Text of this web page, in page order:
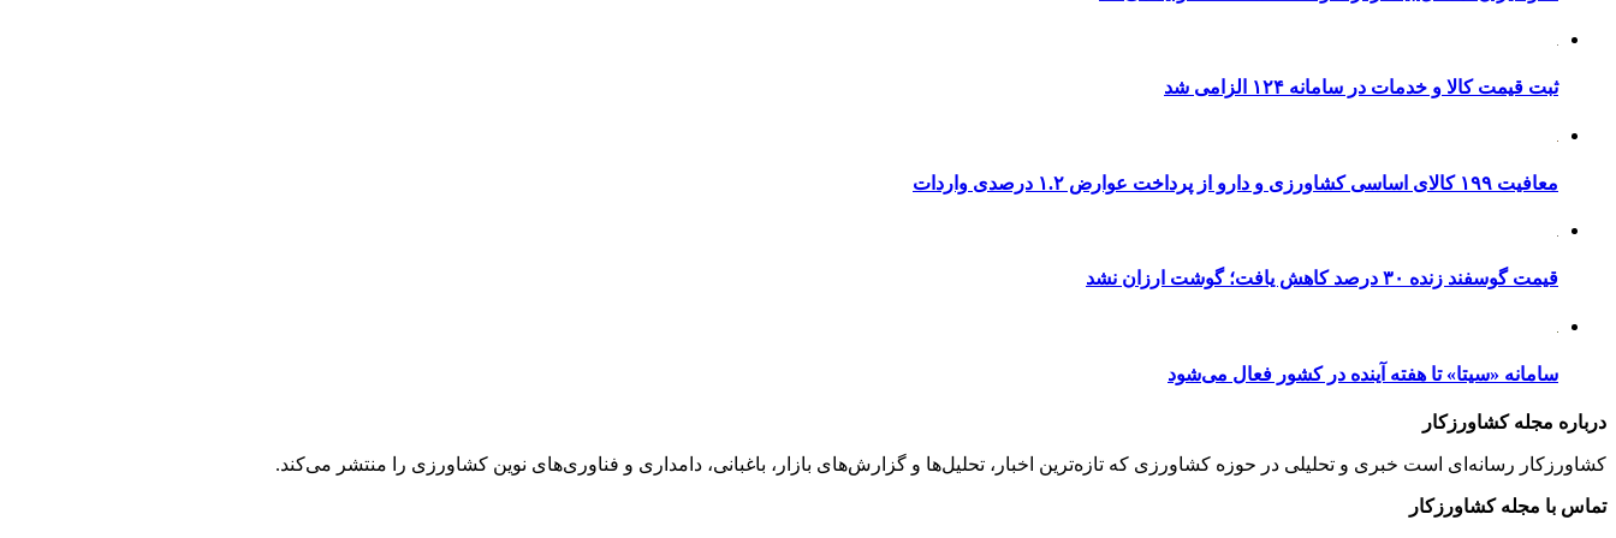
ثبت قیمت کالا و خدمات در سامانه ۱۲۴ الزامی شد
معافیت ۱۹۹ کالای اساسی کشاورزی و دارو از پرداخت عوارض ۱.۲ درصدی واردات
قیمت گوسفند زنده ۳۰ درصد کاهش یافت؛ گوشت ارزان نشد
سامانه «سیتا» تا هفته آینده در کشور فعال می‌شود
درباره مجله کشاورزکار
کشاورزکار رسانه‌ای است خبری و تحلیلی در حوزه کشاورزی که تازه‌ترین اخبار، تحلیل‌ها و گزارش‌های بازار، باغبانی، دامداری و فناوری‌های نوین کشاورزی را منتشر می‌کند.
تماس با مجله کشاورزکار